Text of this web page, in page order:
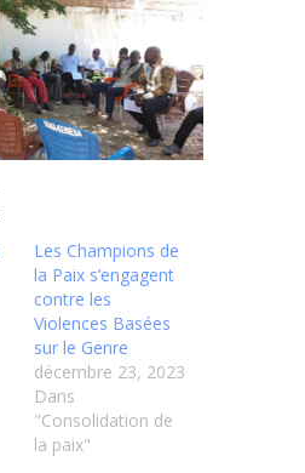
Les Champions de
la Paix s’engagent
contre les
Violences Basées
sur le Genre
décembre 23, 2023
Dans
"Consolidation de
la paix"